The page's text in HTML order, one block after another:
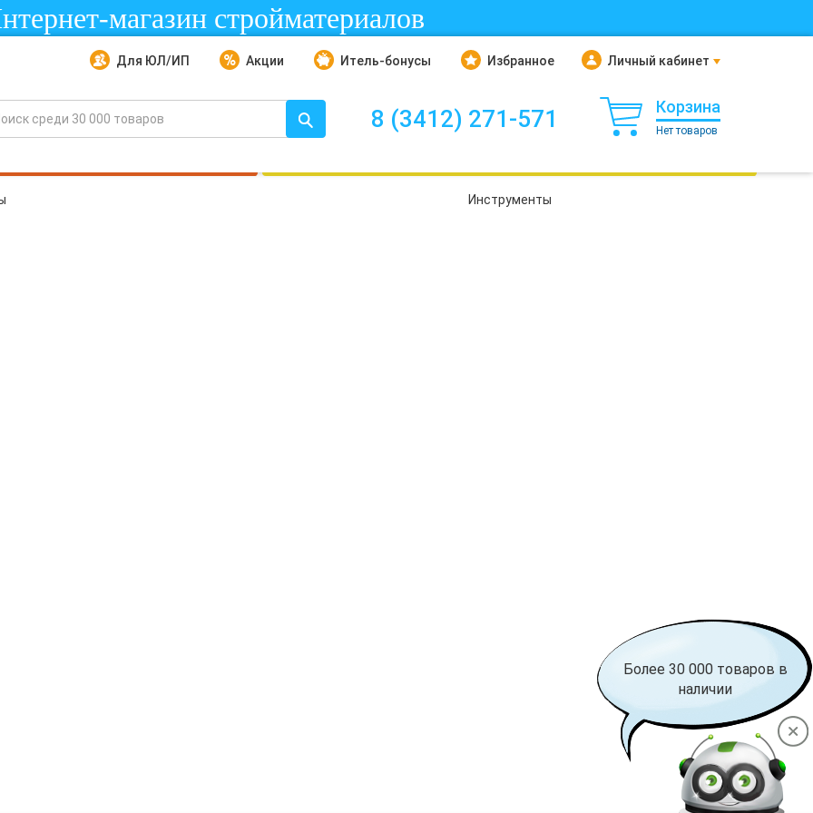
Более 30 000 товаров в
наличии
магазин стройматериалов
Для ЮЛ/ИП Акции Итель-бонусы Избранное Личный кабинет
8 (3412) 271-571 Корзина
Нет товаров
Инструменты